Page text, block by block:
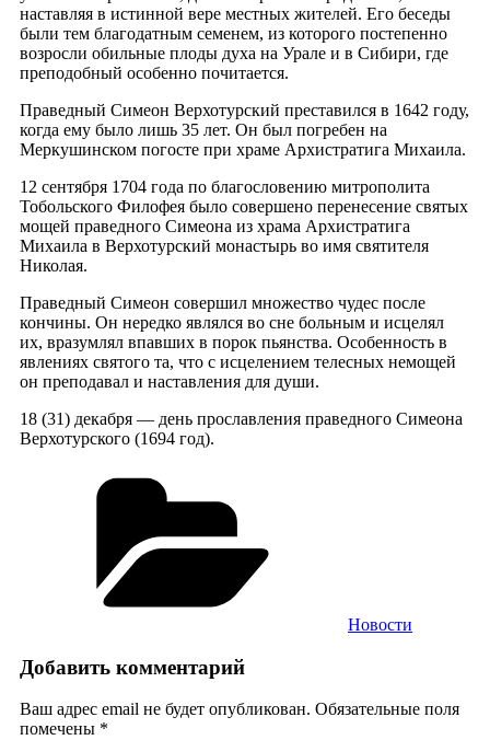
наставляя в истинной вере местных жителей. Его беседы
были тем благодатным семенем, из которого постепенно
возросли обильные плоды духа на Урале и в Сибири, где
преподобный особенно почитается.
Праведный Симеон Верхотурский преставился в 1642 году,
когда ему было лишь 35 лет. Он был погребен на
Меркушинском погосте при храме Архистратига Михаила.
12 сентября 1704 года по благословению митрополита
Тобольского Филофея было совершено перенесение святых
мощей праведного Симеона из храма Архистратига
Михаила в Верхотурский монастырь во имя святителя
Николая.
Праведный Симеон совершил множество чудес после
кончины. Он нередко являлся во сне больным и исцелял
их, вразумлял впавших в порок пьянства. Особенность в
явлениях святого та, что с исцелением телесных немощей
он преподавал и наставления для души.
18 (31) декабря — день прославления праведного Симеона
Верхотурского (1694 год).
Новости
Добавить комментарий
Ваш адрес email не будет опубликован. Обязательные поля
помечены *